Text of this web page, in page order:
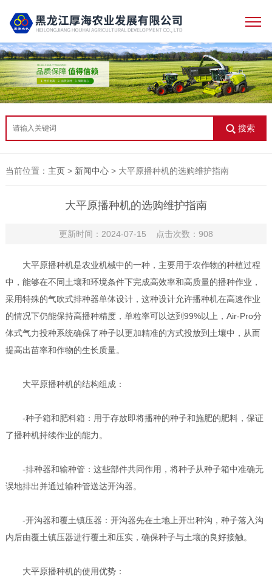
搜索
当前位置： 主页> 新闻中心> 大平原播种机的选购维护指南
大平原播种机的选购维护指南
更新时间：2024-07-15 点击次数：908
大平原播种机是农业机械中的一种，主要用于农作物的种植过程
中，能够在不同土壤和环境条件下完成高效率和高质量的播种作业，
采用特殊的气吹式排种器单体设计，这种设计允许播种机在高速作业
的情况下仍能保持高播种精度，单粒率可以达到99%以上，Air-Pro分
体式气力投种系统确保了种子以更加精准的方式投放到土壤中，从而
提高出苗率和作物的生长质量。
大平原播种机的结构组成：
-种子箱和肥料箱：用于存放即将播种的种子和施肥的肥料，保证
了播种机持续作业的能力。
-排种器和输种管：这些部件共同作用，将种子从种子箱中准确无
误地排出并通过输种管送达开沟器。
-开沟器和覆土镇压器：开沟器先在土地上开出种沟，种子落入沟
内后由覆土镇压器进行覆土和压实，确保种子与土壤的良好接触。
大平原播种机的使用优势：